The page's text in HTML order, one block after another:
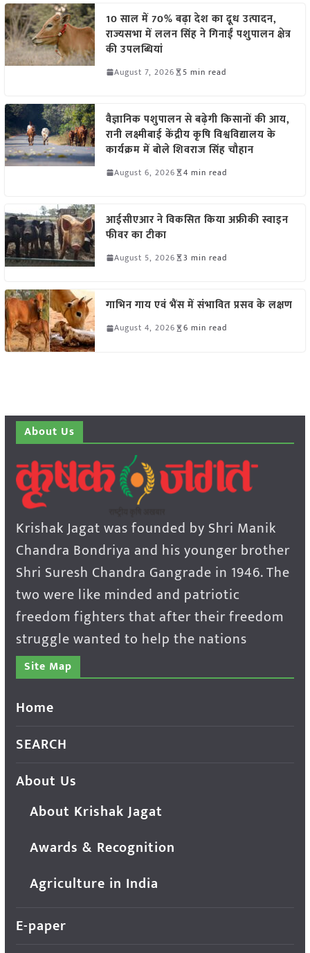
10 साल में 70% बढ़ा देश का दूध उत्पादन,
राज्यसभा में ललन सिंह ने गिनाईं पशुपालन क्षेत्र
की उपलब्धियां
August 7, 2026 5 min read
वैज्ञानिक पशुपालन से बढ़ेगी किसानों की आय,
रानी लक्ष्मीबाई केंद्रीय कृषि विश्वविद्यालय के
कार्यक्रम में बोले शिवराज सिंह चौहान
August 6, 2026 4 min read
आईसीएआर ने विकसित किया अफ्रीकी स्वाइन
फीवर का टीका
August 5, 2026 3 min read
गाभिन गाय एवं भैंस में संभावित प्रसव के लक्षण
August 4, 2026 6 min read
About Us
Krishak Jagat was founded by Shri Manik
Chandra Bondriya and his younger brother
Shri Suresh Chandra Gangrade in 1946. The
two were like minded and patriotic
freedom fighters that after their freedom
struggle wanted to help the nations
Site Map
Home
SEARCH
About Us
About Krishak Jagat
Awards & Recognition
Agriculture in India
E-paper